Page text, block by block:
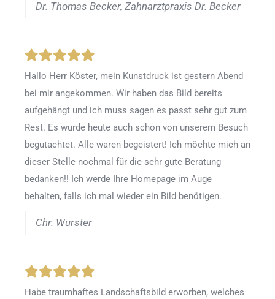
Dr. Thomas Becker, Zahnarztpraxis Dr. Becker
Hallo Herr Köster, mein Kunstdruck ist gestern Abend
bei mir angekommen. Wir haben das Bild bereits
aufgehängt und ich muss sagen es passt sehr gut zum
Rest. Es wurde heute auch schon von unserem Besuch
begutachtet. Alle waren begeistert! Ich möchte mich an
dieser Stelle nochmal für die sehr gute Beratung
bedanken!! Ich werde Ihre Homepage im Auge
behalten, falls ich mal wieder ein Bild benötigen.
Chr. Wurster
Habe traumhaftes Landschaftsbild erworben, welches